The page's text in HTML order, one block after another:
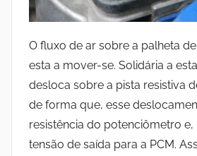
O fluxo de ar sobre a palheta
esta a mover-se. Solidária a
desloca sobre a pista resistiva
de forma que, esse
resistência do potenciômetro e,
tensão de saída para a PCM.